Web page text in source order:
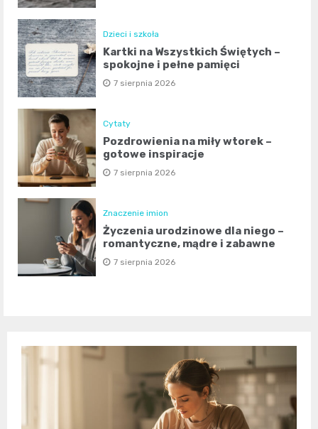
Dzieci i szkoła
Kartki na Wszystkich Świętych –
spokojne i pełne pamięci
7 sierpnia 2026
Cytaty
Pozdrowienia na miły wtorek –
gotowe inspiracje
7 sierpnia 2026
Znaczenie imion
Życzenia urodzinowe dla niego –
romantyczne, mądre i zabawne
7 sierpnia 2026